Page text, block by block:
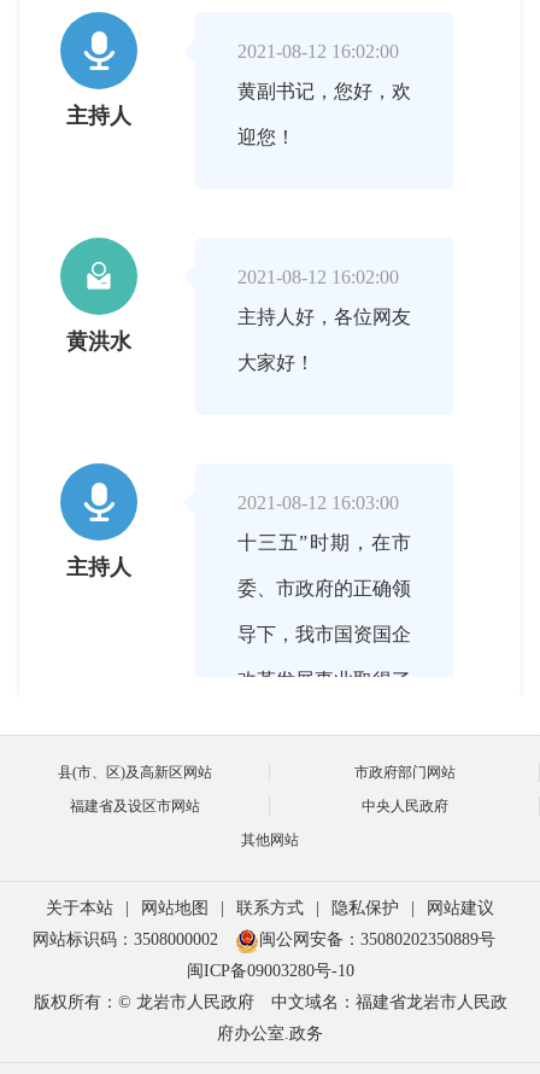

主持人
2021-08-12 16:02:00
黄副书记，您好，欢
迎您！

黄洪水
2021-08-12 16:02:00
主持人好，各位网友
大家好！

主持人
2021-08-12 16:03:00
十三五”时期，在市
委、市政府的正确领
导下，我市国资国企
改革发展事业取得了
国有企业资产和营收
规模、投融资、资本
新台阶、开创了新局
面。下面，我们请黄
洪水副书记先给在线
的朋友们介绍一
县(市、区)及高新区网站
市政府部门网站
福建省及设区市网站
中央人民政府
其他网站
关于本站 网站地图 联系方式 隐私保护
网站建议
网站标识码：3508000002
闽公网安备：35080202350889号
闽ICP备09003280号-10
版权所有：© 龙岩市人民政府
中文域名：福建省龙岩市人民政
府办公室.政务